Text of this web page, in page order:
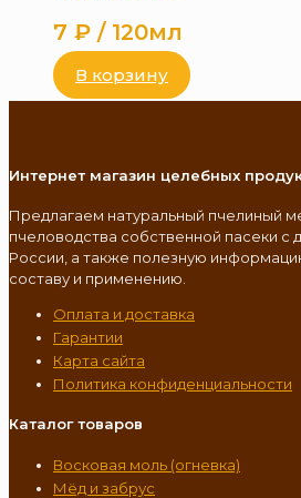
7 ₽ / 120мл
В корзину
Интернет магазин целебных
Предлагаем натуральный пчелиный
пчеловодства собственной пасеки с
России, а также полезную
составу и применению.
Оплата и доставка
Гарантии
Карта сайта
Политика конфиденциальности
Каталог товаров
Восковая моль (огневка)
Мёд и забрус